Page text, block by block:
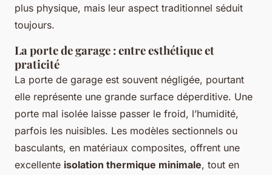
plus physique, mais leur aspect traditionnel séduit
toujours.
La porte de garage : entre esthétique et
praticité
La porte de garage est souvent négligée, pourtant
elle représente une grande surface déperditive. Une
porte mal isolée laisse passer le froid, l’humidité,
parfois les nuisibles. Les modèles sectionnels ou
basculants, en matériaux composites, offrent une
excellente isolation thermique minimale, tout en